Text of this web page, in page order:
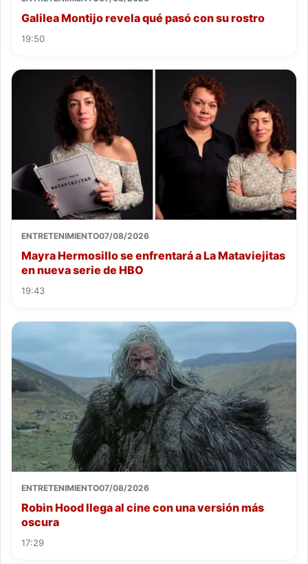
Galilea Montijo revela qué pasó con su rostro
19:50
ENTRETENIMIENTO07/08/2026
Mayra Hermosillo se enfrentará a La Mataviejitas
en nueva serie de HBO
19:43
ENTRETENIMIENTO07/08/2026
Robin Hood llega al cine con una versión más
oscura
17:29